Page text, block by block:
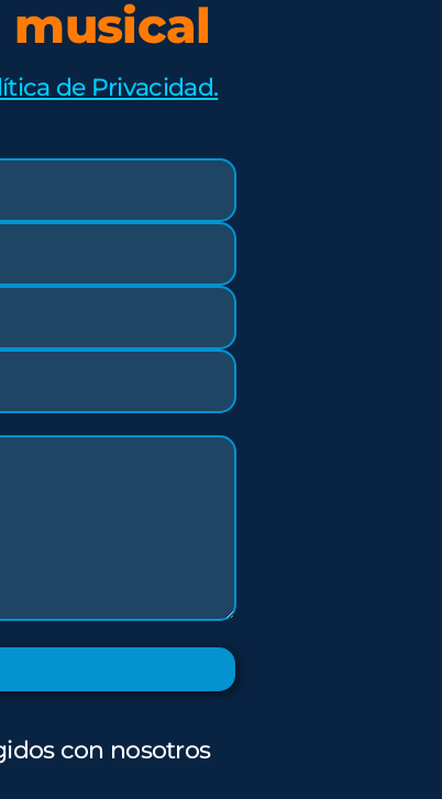
de Privacidad.
con nosotros